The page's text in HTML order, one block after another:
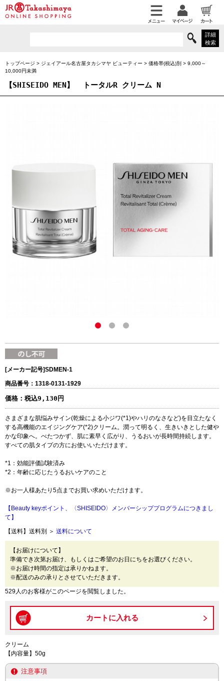
詳細
検索
トップページ > ジェイアール名古屋タカシマヤ ビューティー > 価格帯(税込)別 > 9,000～
10,000円未満
【SHISEIDO MEN】 トータルR クリーム N
[メーカー記号]SDMEN-1
商品番号：1318-0131-1929
価格： 税込9,130円
さまざまな肌悩みサイン(乾燥による小ジワ(*1)やハリのなさなど)を目立たなく
する高機能のエイジングケア(*2)クリーム。潤って明るく、生きいきとした健や
かな印象へ。べたつかず、肌に素早く広がり、うるおいが長時間持続します。
すべての肌タイプの方にお使いいただけます。
*1：効能評価試験済み
*2：年齢に応じたうるおいケアのこと
※お一人様あたり5点までお買い求めいただけます。
【Beauty keyポイント、〈SHISEIDO〉メンバーシッププログラムにつきまし
て】
【送料】送料別 ＞ 送料について
【お届けについて】
準備でき次第お届け、もしくはご希望のお日にちをお選びください。
※お届け時間の指定は承りかねます。
※配送のみの承りとさせていただきます。
529人のお客様がこのページを閲覧しました。
クリーム
【内容量】50g
注意事項